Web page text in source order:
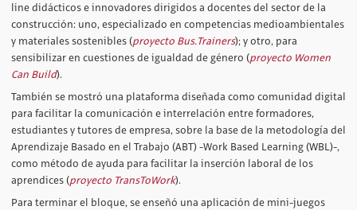
line didácticos e innovadores dirigidos a docentes del sector de la
construcción: uno, especializado en competencias medioambientales
y materiales sostenibles (proyecto Bus.Trainers); y otro, para
sensibilizar en cuestiones de igualdad de género (proyecto Women
Can Build).
También se mostró una plataforma diseñada como comunidad digital
para facilitar la comunicación e interrelación entre formadores,
estudiantes y tutores de empresa, sobre la base de la metodología del
Aprendizaje Basado en el Trabajo (ABT) -Work Based Learning (WBL)-,
como método de ayuda para facilitar la inserción laboral de los
aprendices (proyecto TransToWork).
Para terminar el bloque, se enseñó una aplicación de mini-juegos